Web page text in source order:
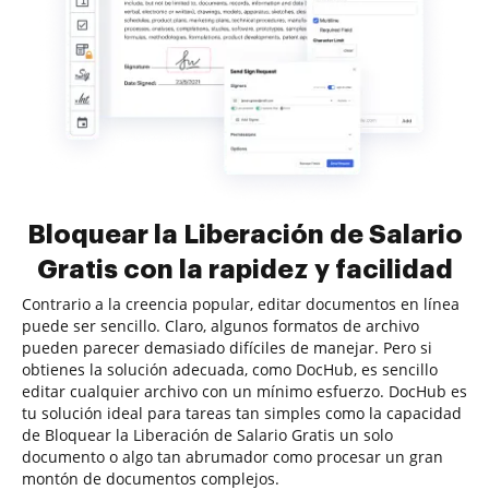
Bloquear la Liberación de Salario
Gratis con la rapidez y facilidad
Contrario a la creencia popular, editar documentos en línea
puede ser sencillo. Claro, algunos formatos de archivo
pueden parecer demasiado difíciles de manejar. Pero si
obtienes la solución adecuada, como DocHub, es sencillo
editar cualquier archivo con un mínimo esfuerzo. DocHub es
tu solución ideal para tareas tan simples como la capacidad
de Bloquear la Liberación de Salario Gratis un solo
documento o algo tan abrumador como procesar un gran
montón de documentos complejos.